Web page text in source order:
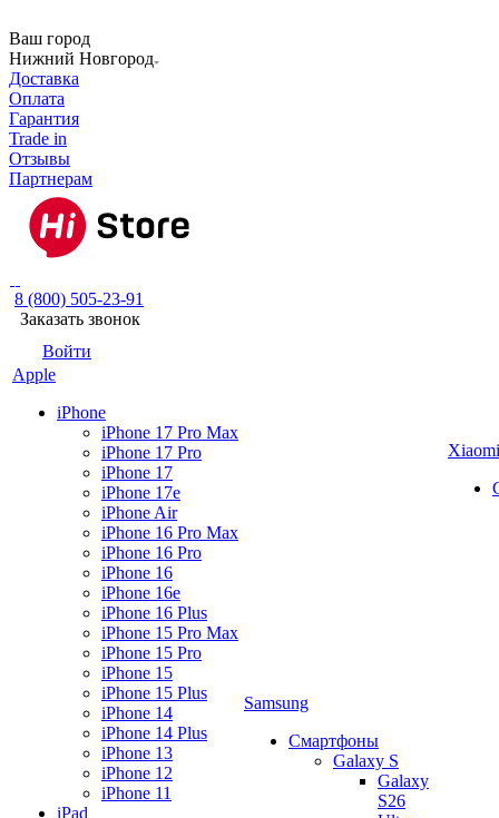
Ваш город
Нижний Новгород
Доставка
Оплата
Гарантия
Trade in
Отзывы
Партнерам
8 (800) 505-23-91
Заказать звонок
Войти
Apple
iPhone
iPhone 17 Pro Max
iPhone 17 Pro
iPhone 17
iPhone 17e
iPhone Air
iPhone 16 Pro Max
iPhone 16 Pro
iPhone 16
iPhone 16e
iPhone 16 Plus
iPhone 15 Pro Max
iPhone 15 Pro
iPhone 15
iPhone 15 Plus
iPhone 14
iPhone 14 Plus
iPhone 13
iPhone 12
iPhone 11
iPad
Samsung
Смартфоны
Galaxy S
Galaxy
S26
Xiaomi